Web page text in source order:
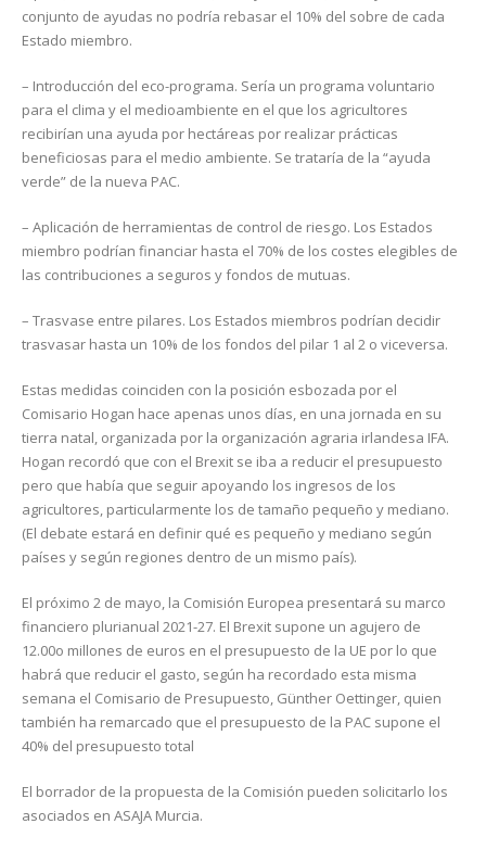
conjunto de ayudas no podría rebasar el 10% del sobre de cada
Estado miembro.
– Introducción del eco-programa. Sería un programa voluntario
para el clima y el medioambiente en el que los agricultores
recibirían una ayuda por hectáreas por realizar prácticas
beneficiosas para el medio ambiente. Se trataría de la “ayuda
verde” de la nueva PAC.
– Aplicación de herramientas de control de riesgo. Los Estados
miembro podrían financiar hasta el 70% de los costes elegibles de
las contribuciones a seguros y fondos de mutuas.
– Trasvase entre pilares. Los Estados miembros podrían decidir
trasvasar hasta un 10% de los fondos del pilar 1 al 2 o viceversa.
Estas medidas coinciden con la posición esbozada por el
Comisario Hogan hace apenas unos días, en una jornada en su
tierra natal, organizada por la organización agraria irlandesa IFA.
Hogan recordó que con el Brexit se iba a reducir el presupuesto
pero que había que seguir apoyando los ingresos de los
agricultores, particularmente los de tamaño pequeño y mediano.
(El debate estará en definir qué es pequeño y mediano según
países y según regiones dentro de un mismo país).
El próximo 2 de mayo, la Comisión Europea presentará su marco
financiero plurianual 2021-27. El Brexit supone un agujero de
12.00o millones de euros en el presupuesto de la UE por lo que
habrá que reducir el gasto, según ha recordado esta misma
semana el Comisario de Presupuesto, Günther Oettinger, quien
también ha remarcado que el presupuesto de la PAC supone el
40% del presupuesto total
El borrador de la propuesta de la Comisión pueden solicitarlo los
asociados en ASAJA Murcia.